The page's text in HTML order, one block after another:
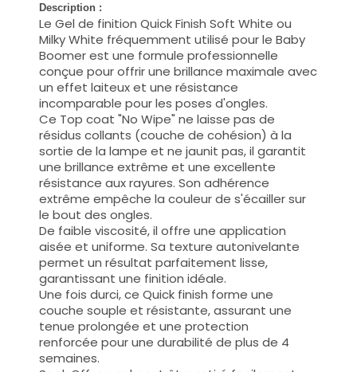
Description :
Le Gel de finition Quick Finish Soft White ou
Milky White fréquemment utilisé pour le Baby
Boomer est une formule professionnelle
conçue pour offrir une brillance maximale avec
un effet laiteux et une résistance
incomparable pour les poses d'ongles.
Ce Top coat "No Wipe" ne laisse pas de
résidus collants (couche de cohésion) à la
sortie de la lampe et ne jaunit pas, il garantit
une brillance extrême et une excellente
résistance aux rayures. Son adhérence
extrême empêche la couleur de s'écailler sur
le bout des ongles.
De faible viscosité, il offre une application
aisée et uniforme. Sa texture autonivelante
permet un résultat parfaitement lisse,
garantissant une finition idéale.
Une fois durci, ce Quick finish forme une
couche souple et résistante, assurant une
tenue prolongée et une protection
renforcée pour une durabilité de plus de 4
semaines.